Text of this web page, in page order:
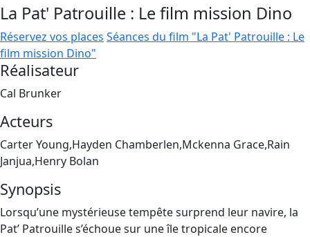
La Pat' Patrouille : Le film mission Dino
Réservez vos places Séances du film "La Pat' Patrouille : Le
film mission Dino"
Réalisateur
Cal Brunker
Acteurs
Carter Young,Hayden Chamberlen,Mckenna Grace,Rain
Janjua,Henry Bolan
Synopsis
Lorsqu’une mystérieuse tempête surprend leur navire, la
Pat’ Patrouille s’échoue sur une île tropicale encore